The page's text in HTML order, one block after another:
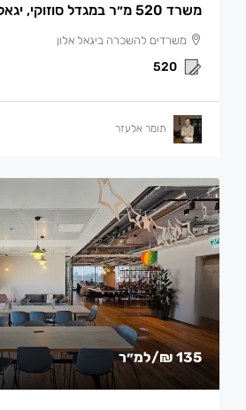
משרד 520 מ״ר במגדל סוזוקי, יגאל אלון ת״א
משרדים להשכרה ביגאל אלון
520
תומר אלעזר
135 ₪ /למ״ר